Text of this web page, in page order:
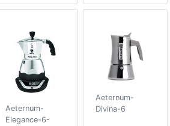
Aeternum-
Elegance-6-
Aeternum-
Divina-6